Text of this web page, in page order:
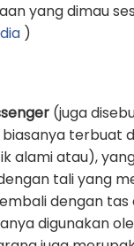
yang dimau
)
(juga
biasanya terbuat
alami atau),
tali yang
dengan tas
digunakan